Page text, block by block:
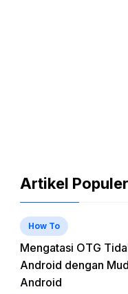
Artikel Populer
How To
Mengatasi OTG
Android dengan
Android